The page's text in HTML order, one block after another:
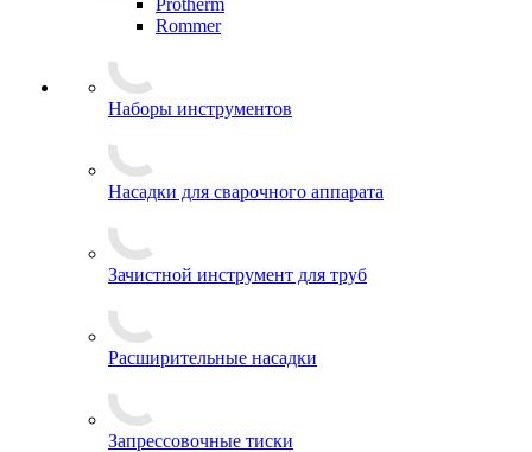
Protherm
Rommer
Наборы инструментов
Насадки для сварочного аппарата
Зачистной инструмент для труб
Расширительные насадки
Запрессовочные тиски